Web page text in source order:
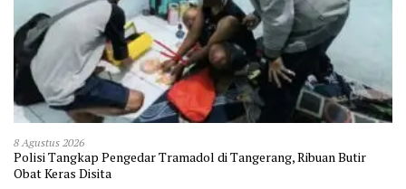
8 Agustus 2026
Polisi Tangkap Pengedar Tramadol di Tangerang, Ribuan Butir
Obat Keras Disita